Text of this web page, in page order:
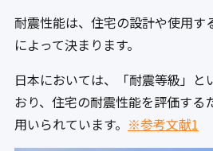
耐震性能は、住宅の設計や使用す
によって決まります。
日本においては、「耐震等級」と
おり、住宅の耐震性能を評価する
用いられています。 ※参考文献1